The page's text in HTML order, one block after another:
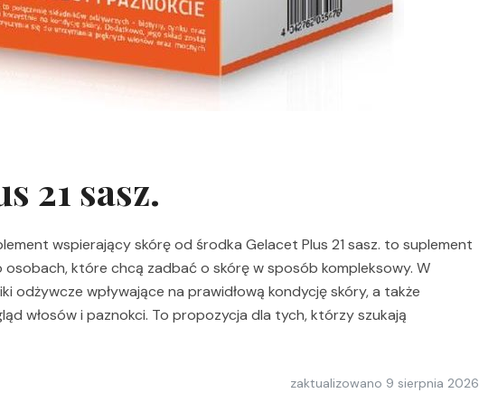
21 sasz.
wspierający skórę od środka Gelacet Plus 21 sasz. to suplement
które chcą zadbać o skórę w sposób kompleksowy. W
odżywcze wpływające na prawidłową kondycję skóry, a także
włosów i paznokci. To propozycja dla tych, którzy szukają
zaktualizowano 9 sierpnia 2026